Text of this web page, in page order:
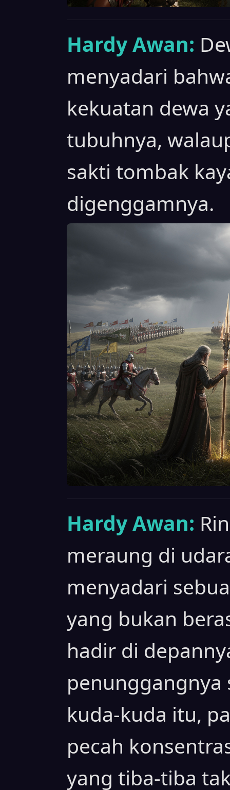
Hardy Awan:
menyadari
kekuatan dewa
tubuhnya,
sakti tombak
digenggamnya.
Hardy Awan:
meraung di
menyadari
yang bukan
hadir di
kuda-kuda itu,
pecah
yang tiba-tiba